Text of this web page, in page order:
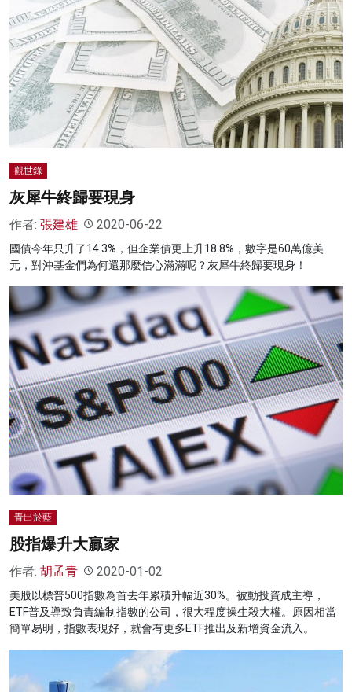
觀世錄
灰犀牛終歸要現身
作者: 張建雄 2020-06-22
國債今年只升了14.3%，但企業債更上升18.8%，數字是60萬億美
元，對沖基金們為何還那麼信心滿滿呢？灰犀牛終歸要現身！
青出於藍
股指爆升大贏家
作者: 胡孟青 2020-01-02
美股以標普500指數為首去年累積升幅近30%。被動投資成主導，
ETF普及導致負責編制指數的公司，很大程度操生殺大權。原因相當
簡單易明，指數表現好，就會有更多ETF推出及新增資金流入。